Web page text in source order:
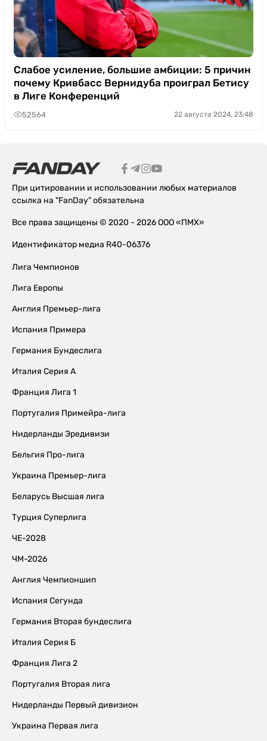
Слабое усиление, большие амбиции: 5 причин
почему Кривбасс Вернидуба проиграл Бетису
в Лиге Конференций
52564 22 августа 2024, 23:48
При цитировании и использовании любых материалов
ссылка на "FanDay" обязательна
Все права защищены © 2020 - 2026 ООО «ПМХ»
Идентификатор медиа R40-06376
Лига Чемпионов
Лига Европы
Англия Премьер-лига
Испания Примера
Германия Бундеслига
Италия Серия А
Франция Лига 1
Португалия Примейра-лига
Нидерланды Эредивизи
Бельгия Про-лига
Украина Премьер-лига
Беларусь Высшая лига
Турция Суперлига
ЧЕ-2028
ЧМ-2026
Англия Чемпионшип
Испания Сегунда
Германия Вторая бундеслига
Италия Серия Б
Франция Лига 2
Португалия Вторая лига
Нидерланды Первый дивизион
Украина Первая лига